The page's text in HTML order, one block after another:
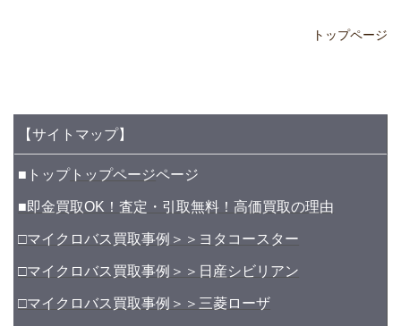
トップページ
【サイトマップ】
■トップトップページページ
■即金買取OK！査定・引取無料！高価買取の理由
□マイクロバス買取事例＞＞ヨタコースター
□マイクロバス買取事例＞＞日産シビリアン
□マイクロバス買取事例＞＞三菱ローザ